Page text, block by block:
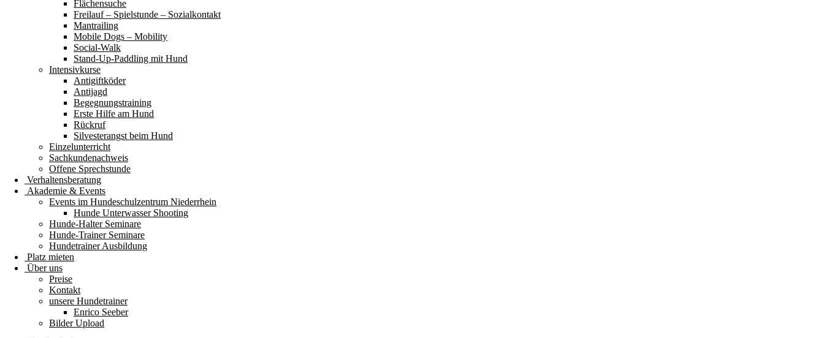
Flächensuche
Freilauf – Spielstunde – Sozialkontakt
Mantrailing
Mobile Dogs – Mobility
Social-Walk
Stand-Up-Paddling mit Hund
Intensivkurse
Antigiftköder
Antijagd
Begegnungstraining
Erste Hilfe am Hund
Rückruf
Silvesterangst beim Hund
Einzelunterricht
Sachkundenachweis
Offene Sprechstunde
Verhaltensberatung
Akademie & Events
Events im Hundeschulzentrum Niederrhein
Hunde Unterwasser Shooting
Hunde-Halter Seminare
Hunde-Trainer Seminare
Hundetrainer Ausbildung
Platz mieten
Über uns
Preise
Kontakt
unsere Hundetrainer
Enrico Seeber
Bilder Upload